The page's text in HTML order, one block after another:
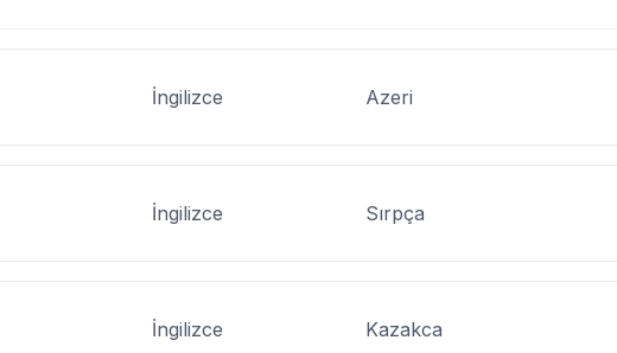
İngilizce Azeri
İngilizce Sırpça
İngilizce Kazakca